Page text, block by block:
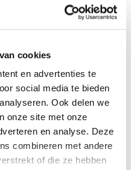
cookies
en advertenties te
social media te bieden
Ook delen we
onze site met onze
en analyse. Deze
combineren met andere
of die ze hebben
het vlees aan beide kanten bruin
de paddenstoelen 3 minuten.
de pan en stoof de schnitzels
de knoflook 1 minuut. Voeg de
het blad in 3-4 minuten al
met zout en peper.
tot de gewenste dikte inkoken.
met de paddenstoelen en
Schep er de spinazie